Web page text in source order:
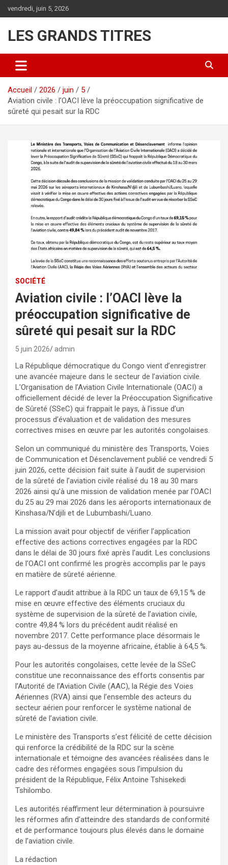
au
vendredi, juin 5, 2026
LES GRANDS TITRES
Accueil 2026 juin
5
Aviation civile : l’OACI lève la préoccupation significative de
sûreté qui pesait sur la RDC
SOCIÉTÉ
Aviation civile : l’OACI lève la
préoccupation significative de
sûreté qui pesait sur la RDC
5 juin 2026 admin
La République démocratique du Congo vient d’enregistrer
une avancée majeure dans le secteur de l’aviation civile.
L’Organisation de l’Aviation Civile Internationale (OACI) a
officiellement décidé de lever la Préoccupation Significative
de Sûreté (SSeC) qui frappait le pays, à l’issue d’un
processus d’évaluation et de validation des mesures
correctives mises en œuvre par les autorités congolaises.
Selon un communiqué du ministère des Transports, Voies
de Communication et Désenclavement publié ce vendredi 5
juin 2026, cette décision fait suite à l’audit de supervision
de la sûreté de l’aviation civile réalisé du 18 au 30 mars
2026 ainsi qu’à une mission de validation menée par l’OACI
du 25 au 29 mai 2026 dans les aéroports internationaux de
Kinshasa/N’djili et de Lubumbashi/Luano.
La mission avait pour objectif de vérifier l’application
effective des actions correctives engagées par la RDC
dans le délai de 30 jours fixé après l’audit. Les conclusions
de l’OACI ont confirmé les progrès accomplis par le pays
en matière de sûreté aérienne.
Le rapport d’audit attribue à la RDC un taux de 69,15 % de
mise en œuvre effective des éléments cruciaux du
système de supervision de la sûreté de l’aviation civile,
contre 49,84 % lors du précédent audit réalisé en
novembre 2017. Cette performance place désormais le
pays au-dessus de la moyenne africaine, établie à 64,5 %.
Pour les autorités congolaises, cette levée de la SSeC
constitue une reconnaissance des efforts consentis par
l’Autorité de l’Aviation Civile (AAC), la Régie des Voies
Aériennes (RVA) ainsi que l’ensemble des acteurs du
secteur aérien pour renforcer le système national de
sûreté de l’aviation civile.
Le ministère des Transports s’est félicité de cette décision
qui renforce la crédibilité de la RDC sur la scène
internationale et témoigne des avancées réalisées dans le
cadre des réformes engagées sous l’impulsion du
président de la République, Félix Antoine Tshisekedi
Tshilombo.
Les autorités réaffirment leur détermination à poursuivre
les réformes afin d’atteindre des standards de conformité
et de performance toujours plus élevés dans le domaine
de l’aviation civile.
La rédaction